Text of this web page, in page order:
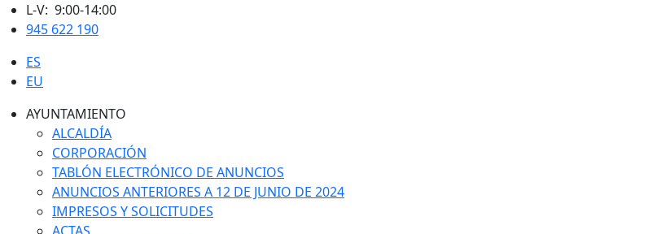
L-V: 9:00-14:00
945 622 190
ES
EU
AYUNTAMIENTO
ALCALDÍA
CORPORACIÓN
TABLÓN ELECTRÓNICO DE ANUNCIOS
ANUNCIOS ANTERIORES A 12 DE JUNIO DE 2024
IMPRESOS Y SOLICITUDES